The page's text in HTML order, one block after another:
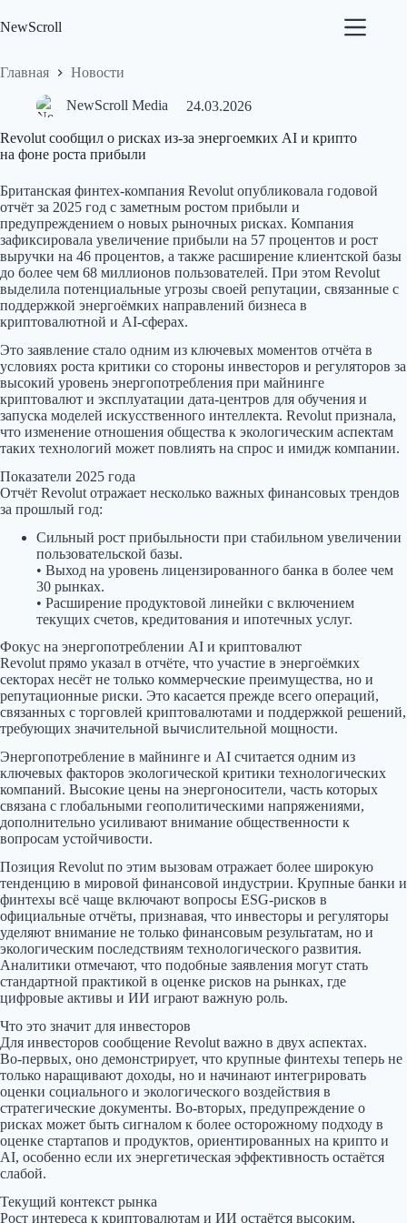
к
NewScroll
Главная Новости
NewScroll Media 24.03.2026
Revolut сообщил о рисках из‑за энергоемких AI и крипто
на фоне роста прибыли
Британская финтех‑компания Revolut опубликовала годовой
отчёт за 2025 год с заметным ростом прибыли и
предупреждением о новых рыночных рисках. Компания
зафиксировала увеличение прибыли на 57 процентов и рост
выручки на 46 процентов, а также расширение клиентской базы
до более чем 68 миллионов пользователей. При этом Revolut
выделила потенциальные угрозы своей репутации, связанные с
поддержкой энергоёмких направлений бизнеса в
криптовалютной и AI‑сферах.
Это заявление стало одним из ключевых моментов отчёта в
условиях роста критики со стороны инвесторов и регуляторов за
высокий уровень энергопотребления при майнинге
криптовалют и эксплуатации дата‑центров для обучения и
запуска моделей искусственного интеллекта. Revolut признала,
что изменение отношения общества к экологическим аспектам
таких технологий может повлиять на спрос и имидж компании.
Показатели 2025 года
Отчёт Revolut отражает несколько важных финансовых трендов
за прошлый год:
Сильный рост прибыльности при стабильном увеличении
пользовательской базы.
• Выход на уровень лицензированного банка в более чем
30 рынках.
• Расширение продуктовой линейки с включением
текущих счетов, кредитования и ипотечных услуг.
Фокус на энергопотреблении AI и криптовалют
Revolut прямо указал в отчёте, что участие в энергоёмких
секторах несёт не только коммерческие преимущества, но и
репутационные риски. Это касается прежде всего операций,
связанных с торговлей криптовалютами и поддержкой решений,
требующих значительной вычислительной мощности.
Энергопотребление в майнинге и AI считается одним из
ключевых факторов экологической критики технологических
компаний. Высокие цены на энергоносители, часть которых
связана с глобальными геополитическими напряжениями,
дополнительно усиливают внимание общественности к
вопросам устойчивости.
Позиция Revolut по этим вызовам отражает более широкую
тенденцию в мировой финансовой индустрии. Крупные банки и
финтехы всё чаще включают вопросы ESG‑рисков в
официальные отчёты, признавая, что инвесторы и регуляторы
уделяют внимание не только финансовым результатам, но и
экологическим последствиям технологического развития.
Аналитики отмечают, что подобные заявления могут стать
стандартной практикой в оценке рисков на рынках, где
цифровые активы и ИИ играют важную роль.
Что это значит для инвесторов
Для инвесторов сообщение Revolut важно в двух аспектах.
Во‑первых, оно демонстрирует, что крупные финтехы теперь не
только наращивают доходы, но и начинают интегрировать
оценки социального и экологического воздействия в
стратегические документы. Во‑вторых, предупреждение о
рисках может быть сигналом к более осторожному подходу в
оценке стартапов и продуктов, ориентированных на крипто и
AI, особенно если их энергетическая эффективность остаётся
слабой.
Текущий контекст рынка
Рост интереса к криптовалютам и ИИ остаётся высоким,